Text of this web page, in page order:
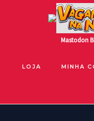
Mastodon
LOJA MINHA